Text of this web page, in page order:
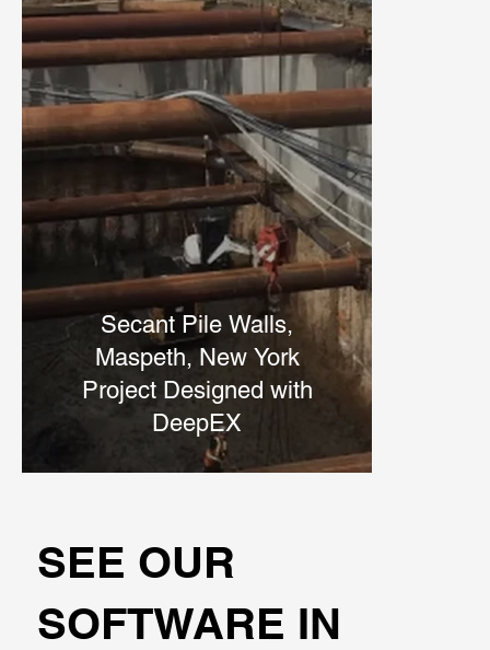
Secant Pile Walls,
Maspeth, New York
Project Designed with
DeepEX
SEE OUR
SOFTWARE IN